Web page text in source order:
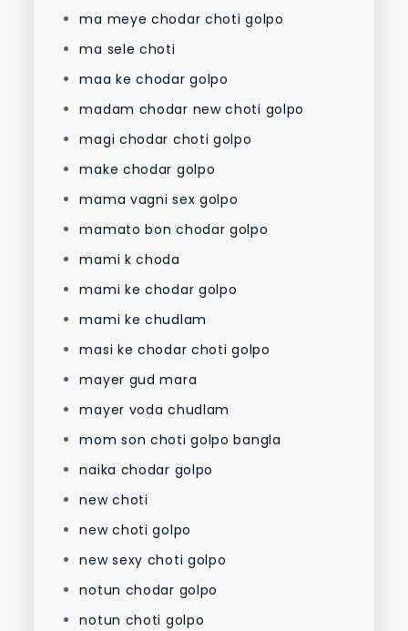
ma meye chodar choti golpo
ma sele choti
maa ke chodar golpo
madam chodar new choti golpo
magi chodar choti golpo
make chodar golpo
mama vagni sex golpo
mamato bon chodar golpo
mami k choda
mami ke chodar golpo
mami ke chudlam
masi ke chodar choti golpo
mayer gud mara
mayer voda chudlam
mom son choti golpo bangla
naika chodar golpo
new choti
new choti golpo
new sexy choti golpo
notun chodar golpo
notun choti golpo